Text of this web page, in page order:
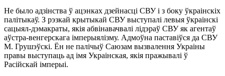
Не было адзінства ў ацэнках дзейнасці СВУ і з боку ўкраінскіх
палітыкаў. З рэзкай крытыкай СВУ выступалі левыя ўкраінскі
сацыял-дэмакраты, якія абвінавачвалі лідэраў СВУ як агентаў
аўстра-венгерскага імперыялізму. Адмоўна паставіўся да СВУ
М. Грушэўскі. Ён не палічыў Саюзам вызвалення Украіны
правы выступаць ад імя Украінская, якія пражывалі ў
Расійскай імперыі.